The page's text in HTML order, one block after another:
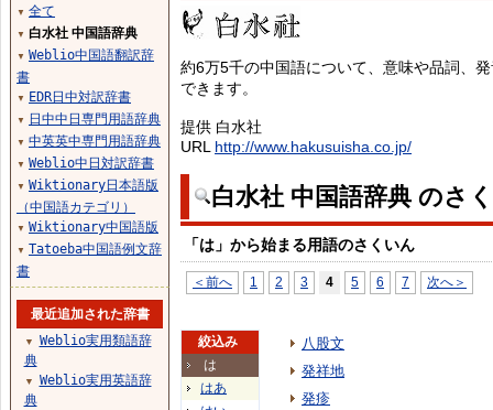
約6万5千の中国語について、意味や品詞、
できます。
提供 白水社
URL http://www.hakusuisha.co.jp/
白水社 中国語辞典 のさ
「は」から始まる用語のさくいん
＜前へ 1 2 3 4 5 6 7 次へ＞
絞込み
は
はあ
八股文
発祥地
発疹
▼ 全て
▼ 白水社 中国語辞典
▼ Weblio中国語翻訳辞
書
▼ EDR日中対訳辞書
▼ 日中中日専門用語辞典
▼ 中英英中専門用語辞典
▼ Weblio中日対訳辞書
▼ Wiktionary日本語版
（中国語カテゴリ）
▼ Wiktionary中国語版
▼ Tatoeba中国語例文辞
書
最近追加された辞書
▼
Weblio実用類語辞
典
▼
Weblio実用英語辞
典